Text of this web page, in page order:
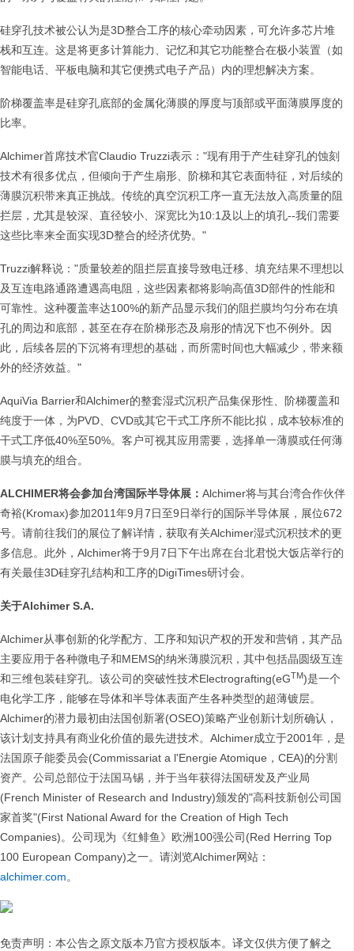
硅穿孔技术被公认为是3D整合工序的核心牵动因素，可允许多芯片堆
栈和互连。这是将更多计算能力、记忆和其它功能整合在极小装置（如
智能电话、平板电脑和其它便携式电子产品）内的理想解决方案。
阶梯覆盖率是硅穿孔底部的金属化薄膜的厚度与顶部或平面薄膜厚度的
比率。
Alchimer首席技术官Claudio Truzzi表示："现有用于产生硅穿孔的蚀刻
技术有很多优点，但倾向于产生扇形、阶梯和其它表面特征，对后续的
薄膜沉积带来真正挑战。传统的真空沉积工序一直无法放入高质量的阻
拦层，尤其是较深、直径较小、深宽比为10:1及以上的填孔--我们需要
这些比率来全面实现3D整合的经济优势。"
Truzzi解释说："质量较差的阻拦层直接导致电迁移、填充结果不理想以
及互连电路通路遭遇高电阻，这些因素都将影响高值3D部件的性能和
可靠性。这种覆盖率达100%的新产品显示我们的阻拦膜均匀分布在填
孔的周边和底部，甚至在存在阶梯形态及扇形的情况下也不例外。因
此，后续各层的下沉将有理想的基础，而所需时间也大幅减少，带来额
外的经济效益。"
AquiVia Barrier和Alchimer的整套湿式沉积产品集保形性、阶梯覆盖和
纯度于一体，为PVD、CVD或其它干式工序所不能比拟，成本较标准的
干式工序低40%至50%。客户可视其应用需要，选择单一薄膜或任何薄
膜与填充的组合。
ALCHIMER将会参加台湾国际半导体展： Alchimer将与其台湾合作伙伴
奇裕(Kromax)参加2011年9月7日至9日举行的国际半导体展，展位672
号。请前往我们的展位了解详情，获取有关Alchimer湿式沉积技术的更
多信息。此外，Alchimer将于9月7日下午出席在台北君悦大饭店举行的
有关最佳3D硅穿孔结构和工序的DigiTimes研讨会。
关于Alchimer S.A.
Alchimer从事创新的化学配方、工序和知识产权的开发和营销，其产品
主要应用于各种微电子和MEMS的纳米薄膜沉积，其中包括晶圆级互连
和三维包装硅穿孔。该公司的突破性技术Electrografting(eGTM)是一个
电化学工序，能够在导体和半导体表面产生各种类型的超薄镀层。
Alchimer的潜力最初由法国创新署(OSEO)策略产业创新计划所确认，
该计划支持具有商业化价值的最先进技术。Alchimer成立于2001年，是
法国原子能委员会(Commissariat a l'Energie Atomique，CEA)的分割
资产。公司总部位于法国马锡，并于当年获得法国研发及产业局
(French Minister of Research and Industry)颁发的"高科技新创公司国
家首奖"(First National Award for the Creation of High Tech
Companies)。公司现为《红鲱鱼》欧洲100强公司(Red Herring Top
100 European Company)之一。请浏览Alchimer网站：
alchimer.com。
免责声明：本公告之原文版本乃官方授权版本。译文仅供方便了解之